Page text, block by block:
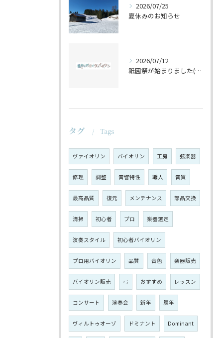
2026/07/25
夏休みのお知らせ
2026/07/12
祇園祭が始まりました(^^♪
タグ Tags
ヴァイオリン バイオリン 工房 弦楽器
修理 調整 音響特性 職人 音質
最高品質 復元 メンテナンス 部品交換
清掃 初心者 プロ 楽器選定
演奏スタイル 初心者バイオリン
プロ用バイオリン 品質 音色 楽器販売
バイオリン販売 弓 おすすめ レッスン
コンサート 演奏会 新年 辰年
ヴィルトゥオーゾ ドミナント Dominant